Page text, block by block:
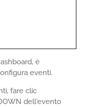
è
eventi.
fare clic
dell'evento